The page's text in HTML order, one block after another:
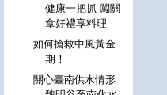
健康一把抓 闖關
拿好禮享料理
如何搶救中風黃金
期！
關心臺南供水情形